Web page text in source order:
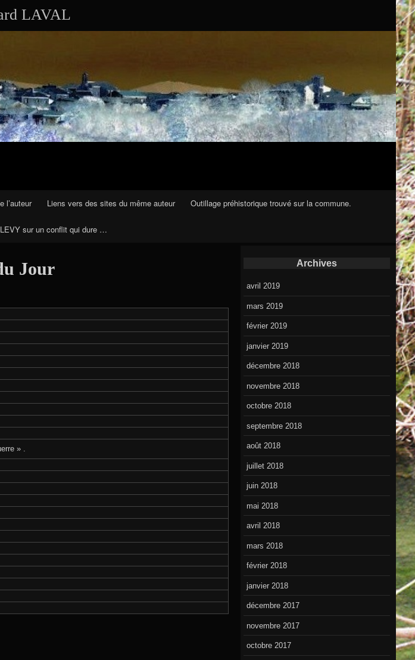
LAVAL
l’auteur Liens vers des sites du même auteur Outillage préhistorique trouvé sur la commune.
sur un conflit qui dure …
Jour
» .
Archives
avril 2019
mars 2019
février 2019
janvier 2019
décembre 2018
novembre 2018
octobre 2018
septembre 2018
août 2018
juillet 2018
juin 2018
mai 2018
avril 2018
mars 2018
février 2018
janvier 2018
décembre 2017
novembre 2017
octobre 2017